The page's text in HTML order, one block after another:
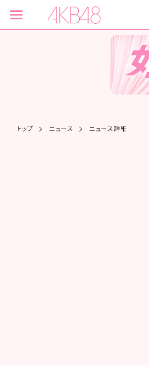
トップ ニュース ニュース詳細